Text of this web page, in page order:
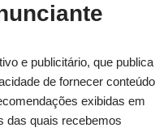
e publicitário, que publica
de fornecer conteúdo
exibidas em
das quais recebemos